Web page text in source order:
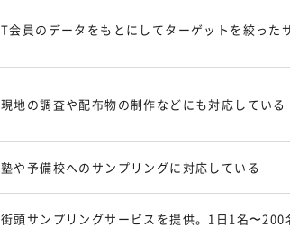
T会員のデータをもとにしてターゲットを絞った
現地の調査や配布物の制作などにも対応している
塾や予備校へのサンプリングに対応している
街頭サンプリングサービスを提供。1日1名〜